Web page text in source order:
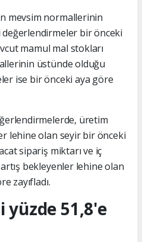
mevsim normallerinin
bir önceki
mamul mal stokları
üstünde olduğu
ise bir önceki aya göre
üretim
lehine olan seyir bir önceki
sipariş miktarı ve iç
bekleyenler lehine olan
zayıfladı.
yüzde 51,8'e